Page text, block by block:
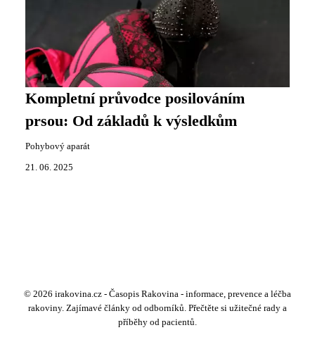
Kompletní průvodce posilováním
prsou: Od základů k výsledkům
Pohybový aparát
21. 06. 2025
© 2026 irakovina.cz - Časopis Rakovina - informace, prevence a léčba
rakoviny. Zajímavé články od odborníků. Přečtěte si užitečné rady a
příběhy od pacientů.